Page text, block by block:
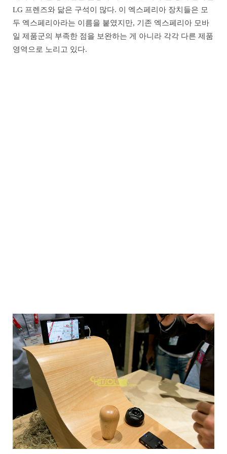
LG 프렌즈와 닮은 구석이 많다. 이 엑스페리아 장치들은 모
두 엑스페리아라는 이름을 붙였지만, 기존 엑스페리아 모바
일 제품군의 부족한 점을 보완하는 게 아니라 각각 다른 제품
영역으로 노리고 있다.